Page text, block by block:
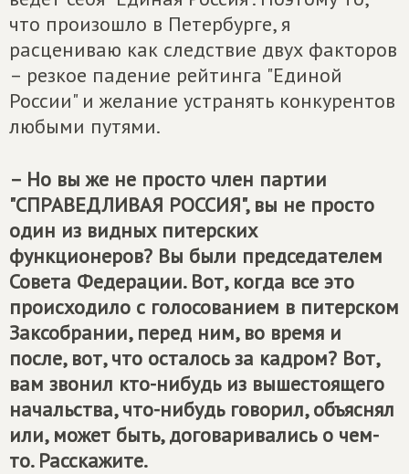
что произошло в Петербурге, я
расцениваю как следствие двух факторов
– резкое падение рейтинга "Единой
России" и желание устранять конкурентов
любыми путями.
– Но вы же не просто член партии
"СПРАВЕДЛИВАЯ РОССИЯ", вы не просто
один из видных питерских
функционеров? Вы были председателем
Совета Федерации. Вот, когда все это
происходило с голосованием в питерском
Заксобрании, перед ним, во время и
после, вот, что осталось за кадром? Вот,
вам звонил кто-нибудь из вышестоящего
начальства, что-нибудь говорил, объяснял
или, может быть, договаривались о чем-
то. Расскажите.